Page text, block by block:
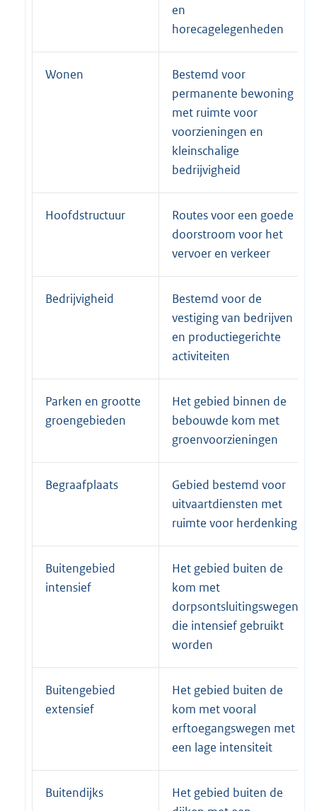
en
horecagelegenheden
Wonen
Bestemd voor
permanente bewoning
met ruimte voor
voorzieningen en
kleinschalige
bedrijvigheid
Hoofdstructuur
Routes voor een goede
doorstroom voor het
vervoer en verkeer
Bedrijvigheid
Bestemd voor de
vestiging van bedrijven
en productiegerichte
activiteiten
Parken en grootte
groengebieden
Het gebied binnen de
bebouwde kom met
groenvoorzieningen
Begraafplaats
Gebied bestemd voor
uitvaartdiensten met
ruimte voor herdenking
Buitengebied
intensief
Het gebied buiten de
kom met
dorpsontsluitingswegen
die intensief gebruikt
worden
Buitengebied
extensief
Het gebied buiten de
kom met vooral
erftoegangswegen met
een lage intensiteit
Buitendijks
Het gebied buiten de